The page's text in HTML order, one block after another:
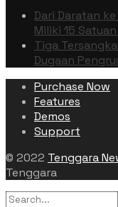
Dari Daratan
Miliki 15
Tiga
Dugaan
Purchase Now
Features
Demos
Support
© 2022 Tenggara
Tenggara